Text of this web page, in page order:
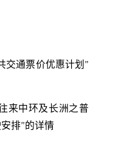
交通票价优惠计划”
来中环及长洲之普
排”的详情